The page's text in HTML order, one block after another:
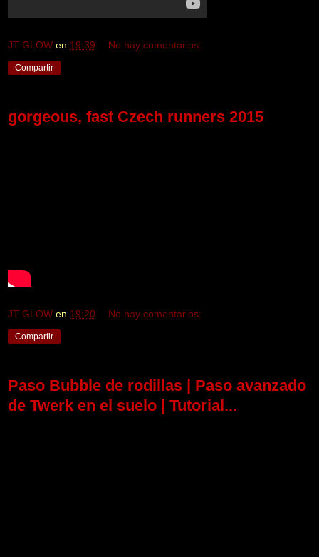
JT GLOW en 19:39 No hay comentarios:
Compartir
gorgeous, fast Czech runners 2015
JT GLOW en 19:20 No hay comentarios:
Compartir
Paso Bubble de rodillas | Paso avanzado
de Twerk en el suelo | Tutorial...